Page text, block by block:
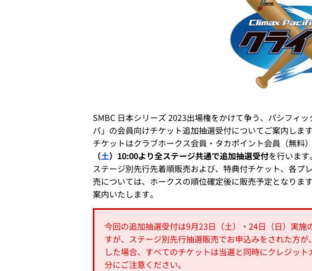
SMBC 日本シリーズ 2023出場権をかけて争う、パシフィ
パ」の会員向けチケット追加抽選受付についてご案内します
チケットはクラブホークス会員・タカポイント会員（無料
（土）10:00より全ステージ共通で追加抽選受付を行います。
ステージ別先行先着順販売および、特典付チケット、各
売については、ホークスの順位確定後に販売予定となり
案内いたします。
今回の追加抽選受付は9月23日（土）・24日（日）実
すが、ステージ別先行抽選販売でお申込みをされた方
した場合、すべてのチケットは当選と同時にクレジッ
分にご注意ください。